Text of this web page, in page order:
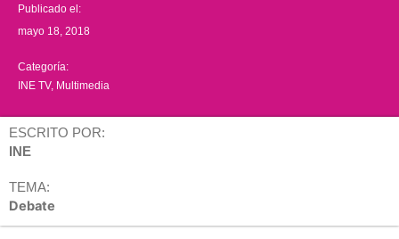
Publicado el:
mayo 18, 2018
Categoría:
INE TV, Multimedia
ESCRITO POR:
INE
TEMA:
Debate